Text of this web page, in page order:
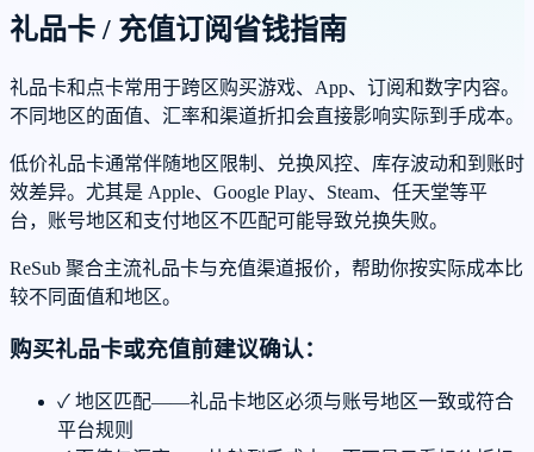
礼品卡 / 充值订阅省钱指南
礼品卡和点卡常用于跨区购买游戏、App、订阅和数字内容。
不同地区的面值、汇率和渠道折扣会直接影响实际到手成本。
低价礼品卡通常伴随地区限制、兑换风控、库存波动和到账时
效差异。尤其是 Apple、Google Play、Steam、任天堂等平
台，账号地区和支付地区不匹配可能导致兑换失败。
ReSub 聚合主流礼品卡与充值渠道报价，帮助你按实际成本比
较不同面值和地区。
购买礼品卡或充值前建议确认：
✓ 地区匹配——礼品卡地区必须与账号地区一致或符合
平台规则